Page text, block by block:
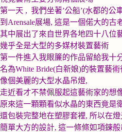
第一天 , 我們坐著’公船’(水都的公
到 Arensale展場, 這是一個偌大的古
其中展出了來自世界各地四十八位
幾乎全是大型的多媒材裝置藝術
第一件進入我眼簾的作品留給我十
名為White Bride(白新娘)的裝置藝
像個美麗的大型水晶吊燈,
走近看才不禁佩服起這藝術家的想
原來這一顆顆看似水晶的東西竟是
還包裝完整地在塑膠套裡, 所以在
簡單大方的設計, 這一條條如項鍊